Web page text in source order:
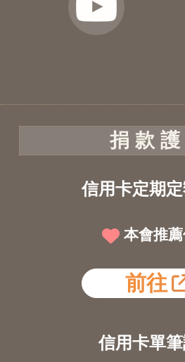
捐 款 護
信用卡定期
本會推薦
前往
信用卡單